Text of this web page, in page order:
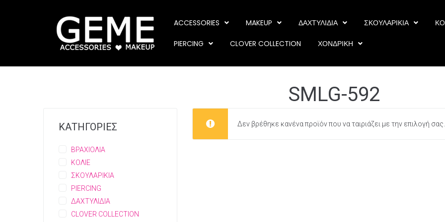
ACCESSORIES MAKEUP ΔΑΧΤΥΛΙΔΙΑ ΣΚΟΥΛΑΡΙΚΙΑ
PIERCING CLOVER COLLECTION ΧΟΝΔΡΙΚΗ
SMLG-592
Δεν βρέθηκε κανένα προϊόν που να ταιριάζει με την επιλογή σας.
ΚΑΤΗΓΟΡΙΕΣ
ΒΡΑΧΙΟΛΙΑ
ΚΟΛΙΕ
ΣΚΟΥΛΑΡΙΚΙΑ
PIERCING
ΔΑΧΤΥΛΙΔΙΑ
CLOVER COLLECTION